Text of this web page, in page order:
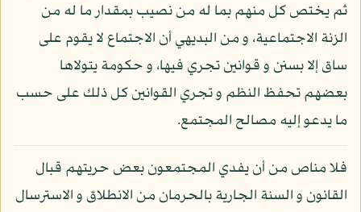
ثم يختص كل منهم بما له من نصيب بمقدار ما له من
الزنة الاجتماعية، و من البديهي أن الاجتماع لا يقوم على
ساق إلا بسنن و قوانين تجري فيها، و حكومة يتولاها
بعضهم تحفظ النظم و تجري القوانين كل ذلك على حسب
ما يدعو إليه مصالح المجتمع.
فلا مناص من أن يفدي المجتمعون بعض حريتهم قبال
القانون و السنة الجارية بالحرمان من الانطلاق و الاسترسال